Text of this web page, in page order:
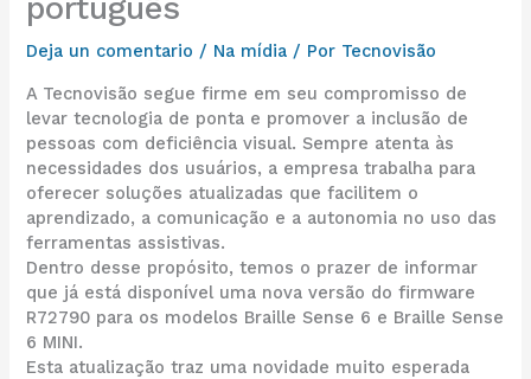
português
Deja un comentario / Na mídia / Por Tecnovisão
A Tecnovisão segue firme em seu compromisso de
levar tecnologia de ponta e promover a inclusão de
pessoas com deficiência visual. Sempre atenta às
necessidades dos usuários, a empresa trabalha para
oferecer soluções atualizadas que facilitem o
aprendizado, a comunicação e a autonomia no uso das
ferramentas assistivas.
Dentro desse propósito, temos o prazer de informar
que já está disponível uma nova versão do firmware
R72790 para os modelos Braille Sense 6 e Braille Sense
6 MINI.
Esta atualização traz uma novidade muito esperada